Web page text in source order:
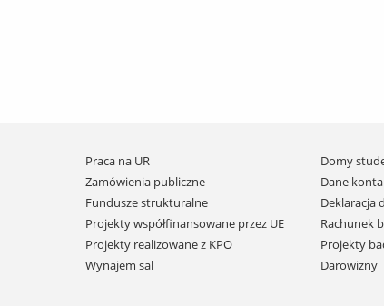
Praca na UR
Zamówienia publiczne
Fundusze strukturalne
Projekty współfinansowane przez UE
Projekty realizowane z KPO
Wynajem sal
Domy
Dane
Deklaracja
Rachunek
Projekty
Darowizny